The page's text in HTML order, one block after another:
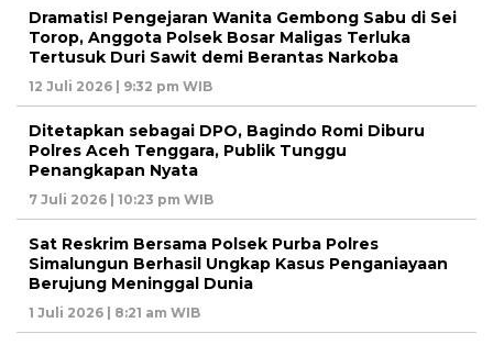
Dramatis! Pengejaran Wanita Gembong Sabu di Sei
Torop, Anggota Polsek Bosar Maligas Terluka
Tertusuk Duri Sawit demi Berantas Narkoba
12 Juli 2026 | 9:32 pm WIB
Ditetapkan sebagai DPO, Bagindo Romi Diburu
Polres Aceh Tenggara, Publik Tunggu
Penangkapan Nyata
7 Juli 2026 | 10:23 pm WIB
Sat Reskrim Bersama Polsek Purba Polres
Simalungun Berhasil Ungkap Kasus Penganiayaan
Berujung Meninggal Dunia
1 Juli 2026 | 8:21 am WIB